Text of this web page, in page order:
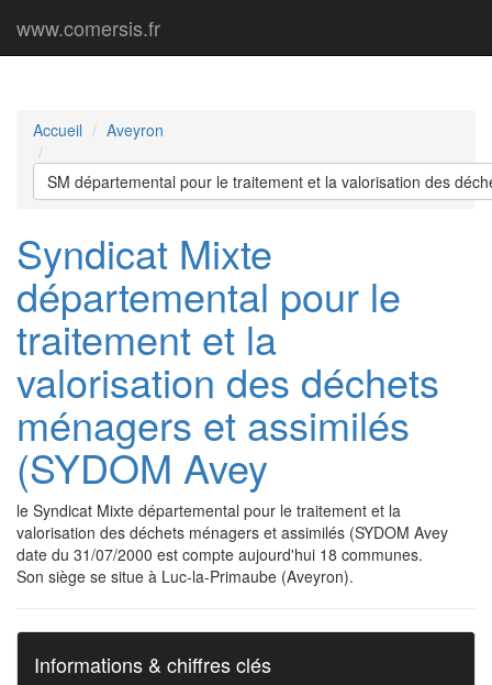
www.comersis.fr
Accueil Aveyron
SM départemental pour le traitement et la valorisation des
Syndicat Mixte
départemental pour le
traitement et la
valorisation des déchets
ménagers et assimilés
(SYDOM Avey
le Syndicat Mixte départemental pour le traitement et la
valorisation des déchets ménagers et assimilés (SYDOM Avey
date du 31/07/2000 est compte aujourd'hui 18 communes.
Son siège se situe à Luc-la-Primaube (Aveyron).
Informations & chiffres clés